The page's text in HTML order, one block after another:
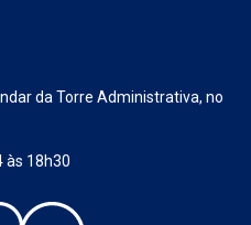
da Torre Administrativa, no
às 18h30